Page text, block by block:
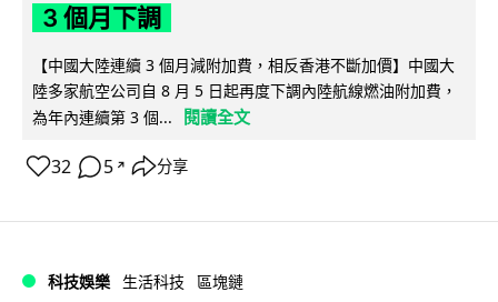
3 個月下調
【中國大陸連續 3 個月減附加費，相反香港不斷加價】中國大
陸多家航空公司自 8 月 5 日起再度下調內陸航線燃油附加費，
為年內連續第 3 個...
閱讀全文
32 5 ↗ 分享
科技娛樂 生活科技 區塊鏈